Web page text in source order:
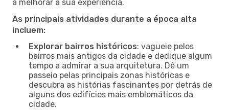
a melhorar a sua experiência.
As principais atividades durante a época alta
incluem:
Explorar bairros históricos: vagueie pelos
bairros mais antigos da cidade e dedique algum
tempo a admirar a sua arquitetura. Dê um
passeio pelas principais zonas históricas e
descubra as histórias fascinantes por detrás de
alguns dos edifícios mais emblemáticos da
cidade.